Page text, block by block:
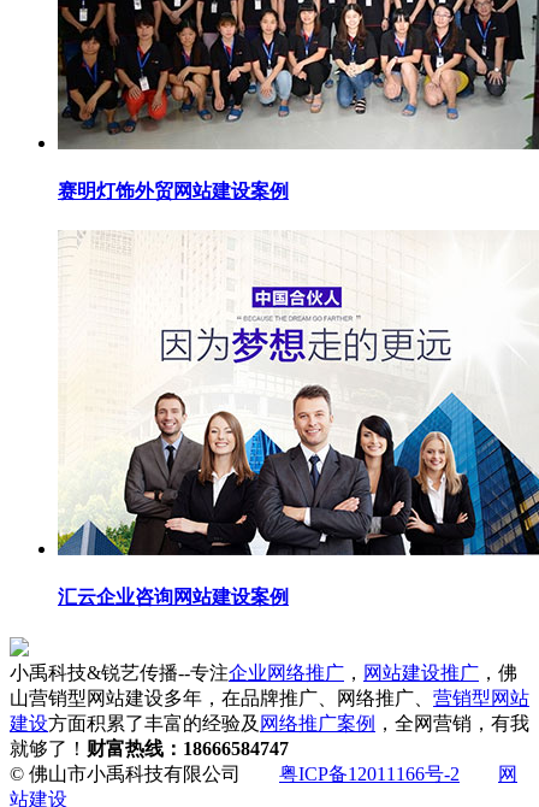
赛明灯饰外贸网站建设案例
汇云企业咨询网站建设案例
小禹科技&锐艺传播--专注企业网络推广 ， 网站建设推广 ，佛
山营销型网站建设多年，在品牌推广、网络推广、 营销型网站
建设方面积累了丰富的经验及 网络推广案例 ，全网营销，有我
就够了！ 财富热线：18666584747
© 佛山市小禹科技有限公司 粤ICP备12011166号-2
网
站建设